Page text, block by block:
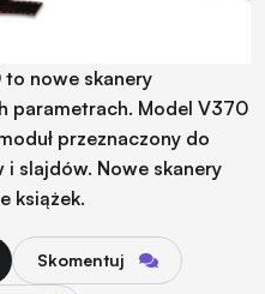
nowe skanery
parametrach. Model V370
przeznaczony do
slajdów. Nowe skanery
książek.
Skomentuj